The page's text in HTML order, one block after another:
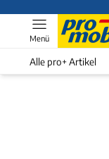
Menü
Alle pro+ Artikel